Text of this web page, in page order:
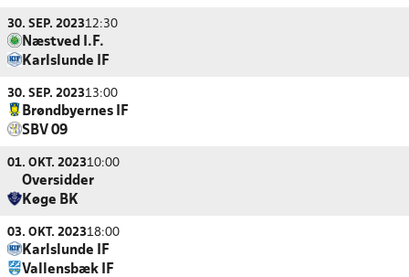
30. SEP. 202312:30
Næstved I.F.
Karlslunde IF
30. SEP. 202313:00
Brøndbyernes IF
SBV 09
01. OKT. 202310:00
Oversidder
Køge BK
03. OKT. 202318:00
Karlslunde IF
Vallensbæk IF